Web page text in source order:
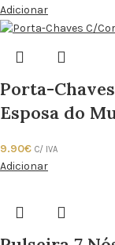
Adicionar
Porta-
Esposa do
9.90€ C/ IVA
Adicionar